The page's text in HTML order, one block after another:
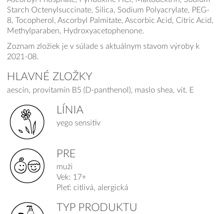
Starch Octenylsuccinate, Silica, Sodium Polyacrylate, PEG-
8, Tocopherol, Ascorbyl Palmitate, Ascorbic Acid, Citric Acid,
Methylparaben, Hydroxyacetophenone.
Zoznam zložiek je v súlade s aktuálnym stavom výroby k
2021-08.
HLAVNÉ ZLOŽKY
aescín, provitamín B5 (D-panthenol), maslo shea, vit. E
LÍNIA
yego sensitiv
PRE
muži
Vek: 17+
Pleť: citlivá, alergická
TYP PRODUKTU